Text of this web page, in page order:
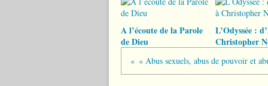
A l’écoute de la Parole
de Dieu
L’Odyssée :
Christopher